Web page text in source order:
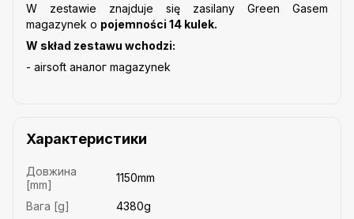
W zestawie znajduje się zasilany Green Gasem
magazynek o pojemności 14 kulek.
W skład zestawu wchodzi:
- airsoft аналог magazynek
Характеристики
Довжина
[mm]
1150mm
Вага [g]
4380g